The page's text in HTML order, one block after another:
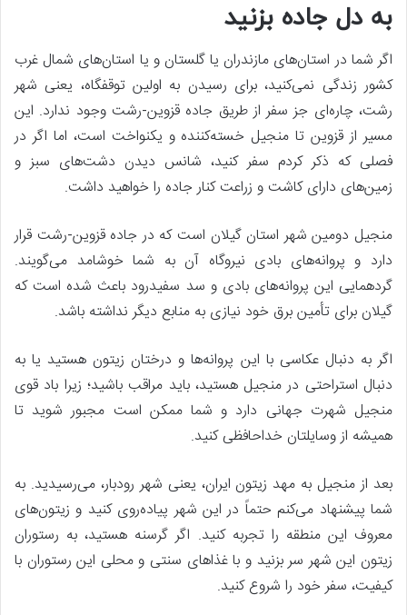
به دل جاده بزنید
اگر شما در استان‌های مازندران یا گلستان و یا استان‌های شمال غرب
کشور زندگی نمی‌کنید، برای رسیدن به اولین توقفگاه، یعنی شهر
رشت، چاره‌ای جز سفر از طریق جاده قزوین-رشت وجود ندارد. این
مسیر از قزوین تا منجیل خسته‌کننده و یکنواخت است، اما اگر در
فصلی که ذکر کردم سفر کنید، شانس دیدن دشت‌های سبز و
زمین‌های دارای کاشت و زراعت کنار جاده را خواهید داشت.
منجیل دومین شهر استان گیلان است که در جاده قزوین-رشت قرار
دارد و پروانه‌های بادی نیروگاه آن به شما خوشامد می‌گویند.
گردهمایی این پروانه‌های بادی و سد سفیدرود باعث شده است که
گیلان برای تأمین برق خود نیازی به منابع دیگر نداشته باشد.
اگر به دنبال عکاسی با این پروانه‌ها و درختان زیتون هستید یا به
دنبال استراحتی در منجیل هستید، باید مراقب باشید؛ زیرا باد قوی
منجیل شهرت جهانی دارد و شما ممکن است مجبور شوید تا
همیشه از وسایلتان خداحافظی کنید.
بعد از منجیل به مهد زیتون ایران، یعنی شهر رودبار، می‌رسیدید. به
شما پیشنهاد می‌کنم حتماً در این شهر پیاده‌روی کنید و زیتون‌های
معروف این منطقه را تجربه کنید. اگر گرسنه هستید، به رستوران
زیتون این شهر سر بزنید و با غذاهای سنتی و محلی این رستوران با
کیفیت، سفر خود را شروع کنید.